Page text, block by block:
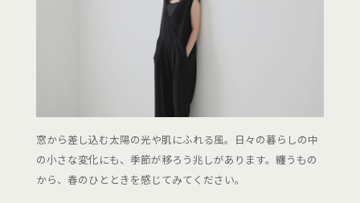
窓から差し込む太陽の光や肌にふれる風。日々の暮らしの中
の小さな変化にも、季節が移ろう兆しがあります。纏うもの
から、春のひとときを感じてみてください。